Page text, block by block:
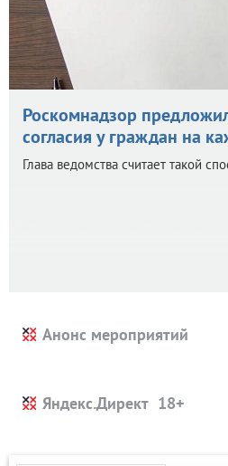
Роскомнадзор
согласия у граждан на
Глава ведомства считает такой
Анонс мероприятий
Яндекс.Директ